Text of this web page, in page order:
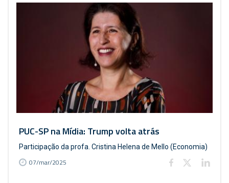
PUC-SP na Mídia: Trump volta atrás
Participação da profa. Cristina Helena de Mello (Economia)
07/mar/2025